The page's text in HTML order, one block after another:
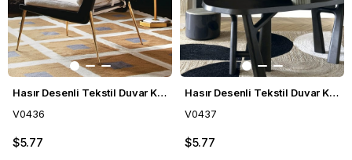
Hasır Desenli Tekstil Duvar Kağıdı V0436
V0436
$5.77
Hasır Desenli Tekstil Duvar Kağıdı V0437
V0437
$5.77